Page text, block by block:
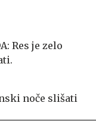
Res je zelo
noče slišati